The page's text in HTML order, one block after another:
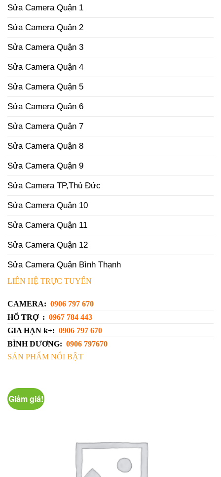
Sửa Camera Quận 1
Sửa Camera Quận 2
Sửa Camera Quận 3
Sửa Camera Quận 4
Sửa Camera Quận 5
Sửa Camera Quận 6
Sửa Camera Quận 7
Sửa Camera Quận 8
Sửa Camera Quận 9
Sửa Camera TP,Thủ Đức
Sửa Camera Quận 10
Sửa Camera Quận 11
Sửa Camera Quận 12
Sửa Camera Quận Bình Thạnh
LIÊN HỆ TRỰC TUYẾN
CAMERA: 0906 797 670
HỔ TRỢ : 0967 784 443
GIA HẠN k+: 0906 797 670
BÌNH DƯƠNG: 0906 797670
SẢN PHẨM NỔI BẬT
Giảm giá!